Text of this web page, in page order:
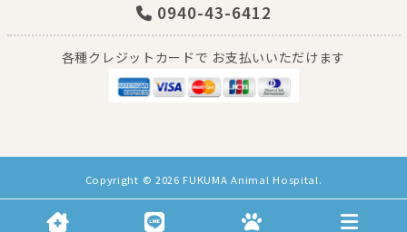
0940-43-6412
各種クレジットカードで お支払いいただけます
Copyright © 2026 FUKUMA Animal Hospital.